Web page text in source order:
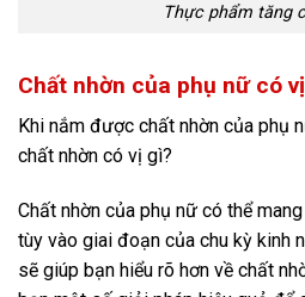
Thực phẩm tăng
Chất nhờn của phụ nữ có
Khi nắm được chất nhờn của phụ
chất nhờn có vị gì?
Chất nhờn của phụ nữ có thể
tùy vào giai đoạn của chu kỳ kinh
sẽ giúp bạn hiểu rõ hơn về chất